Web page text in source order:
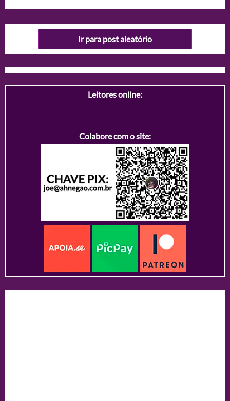
Ir para post aleatório
Leitores online:
Colabore com o site: